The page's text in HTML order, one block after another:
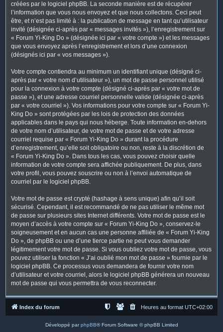
créées par le logiciel phpBB. La seconde manière est de récupérer
l’information que vous nous envoyez et que nous collectons. Ceci peut
être, et n’est pas limité à : la publication de message en tant qu’utilisateur
invité (désignée ci-après par « messages invités »), l’enregistrement sur
« Forum Yi-King Do » (désignée ici par « votre compte ») et les messages
que vous envoyez après l’enregistrement et lors d’une connexion
(désignés ici par « vos messages »).
Votre compte contiendra au minimum un identifiant unique (désigné ci-
après par « votre nom d’utilisateur »), un mot de passe personnel utilisé
pour la connexion à votre compte (désigné ci-après par « votre mot de
passe »), et une adresse courriel personnelle valide (désignée ci-après
par « votre courriel »). Vos informations pour votre compte sur « Forum Yi-
King Do » sont protégées par les lois de protection des données
applicables dans le pays qui nous héberge. Toute information en-dehors
de votre nom d’utilisateur, de votre mot de passe et de votre adresse
courriel requise par « Forum Yi-King Do » durant la procédure
d’enregistrement, qu’elle soit obligatoire ou non, reste à la discrétion de
« Forum Yi-King Do ». Dans tous les cas, vous pouvez choisir quelle
information de votre compte sera affichée publiquement. De plus, dans
votre profil, vous pouvez souscrire ou non à l’envoi automatique de
courriel par le logiciel phpBB.
Votre mot de passe est crypté (hashage à sens unique) afin qu’il soit
sécurisé. Cependant, il est recommandé de ne pas utiliser le même mot
de passe sur plusieurs sites Internet différents. Votre mot de passe est le
moyen d’accès à votre compte sur « Forum Yi-King Do », conservez-le
soigneusement et en aucun cas une personne affiliée de « Forum Yi-King
Do », de phpBB ou une d’une tierce partie ne peut vous demander
légitimement votre mot de passe. Si vous oubliez votre mot de passe, vous
pouvez utiliser la fonction « J’ai oublié mon mot de passe » fournie par le
logiciel phpBB. Ce processus vous demandera de fournir votre nom
d’utilisateur et votre courriel, alors le logiciel phpBB générera un nouveau
mot de passe qui vous permettra de vous reconnecter.
Index du forum Heures au format UTC+02:00
Développé parphpBB® Forum Software © phpBB Limited